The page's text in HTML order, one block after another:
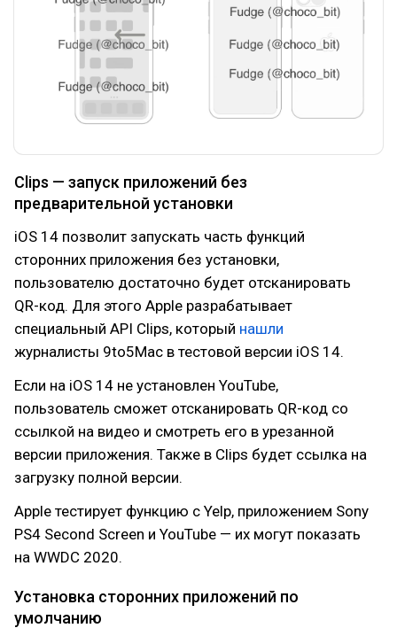
Clips — запуск приложений без
предварительной установки
iOS 14 позволит запускать часть функций
сторонних приложения без установки,
пользователю достаточно будет отсканировать
QR-код. Для этого Apple разрабатывает
специальный API Clips, который нашли
журналисты 9to5Mac в тестовой версии iOS 14.
Если на iOS 14 не установлен YouTube,
пользователь сможет отсканировать QR-код со
ссылкой на видео и смотреть его в урезанной
версии приложения. Также в Clips будет ссылка на
загрузку полной версии.
Apple тестирует функцию с Yelp, приложением Sony
PS4 Second Screen и YouTube — их могут показать
на WWDC 2020.
Установка сторонних приложений по
умолчанию